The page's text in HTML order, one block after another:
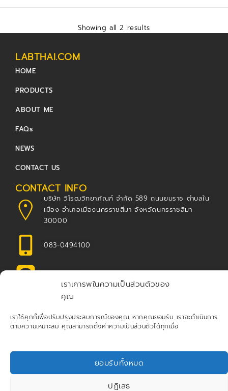
เราเคารพในความเป็นส่วนตัวของ
คุณ
เราใช้คุกกี้เพื่อปรับปรุงประสบการณ์ของคุณ หากคุณยอมรับ เราจะดำเนินการ
ตามความเหมาะสม คุณสามารถตั้งค่าความเป็นส่วนตัวได้ทุกเมื่อ
ยอมรับทั้งหมด
ปฏิเสธ
Showing all 2 results
LABTHAI.COM
HOME
PRODUCTS
ABOUT ME
FAQs
NEWS
CONTACT US
CONTACT INFO
บริษัท วิโรฒวิทยาภัณฑ์ จำกัด 589 ถนนยมราช ตำบลใน
เมือง อำเภอเมืองนครราชสีมา จังหวัดนครราชสีมา
30000
083-0494100
sale@scitrader.co.th
FACEBOOK
LABTHAI.COM
ผู้นำเข้าและจัดจำหน่าย เครื่องมือวิทยาศาสตร์ ได้มาตรฐาน